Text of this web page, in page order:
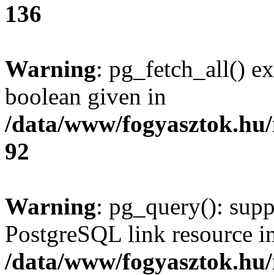
136
Warning: pg_fetch_all()
boolean given in
/data/www/
92
Warning: pg_query():
PostgreSQL link resource
/data/www/